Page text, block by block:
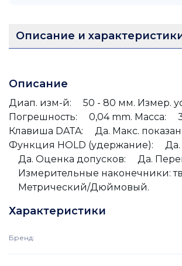
Описание и
Описание
Диап. изм-й: 50 - 80 мм. Измер.
Погрешность: 0,04 mm. Масса:
Клавиша DATA: Да. Макс.
Функция HOLD (удержание):
Да. Оценка допусков: Да.
Измерительные наконечники:
Метрический/Дюймовый.
Характеристики
Бренд: